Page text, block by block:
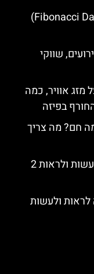
23.11 – יום פיבונאצ’י הבינלאומי (Fibonacci Day)
שווקי
מזג אוויר, כמה
בפיזה
חם? מה צריך
יומיים בפיזה – טיפים והמלצות מה לעשות ולראות 2
לראות ולעשות